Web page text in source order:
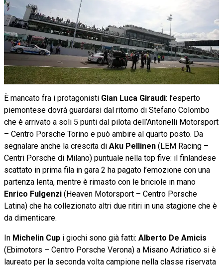
È mancato fra i protagonisti Gian Luca Giraudi: l’esperto
piemontese dovrà guardarsi dal ritorno di Stefano Colombo
che è arrivato a soli 5 punti dal pilota dell’Antonelli Motorsport
– Centro Porsche Torino e può ambire al quarto posto. Da
segnalare anche la crescita di Aku Pellinen (LEM Racing –
Centri Porsche di Milano) puntuale nella top five: il finlandese
scattato in prima fila in gara 2 ha pagato l’emozione con una
partenza lenta, mentre è rimasto con le briciole in mano
Enrico Fulgenzi (Heaven Motorsport – Centro Porsche
Latina) che ha collezionato altri due ritiri in una stagione che è
da dimenticare.
In Michelin Cup i giochi sono già fatti: Alberto De Amicis
(Ebimotors – Centro Porsche Verona) a Misano Adriatico si è
laureato per la seconda volta campione nella classe riservata